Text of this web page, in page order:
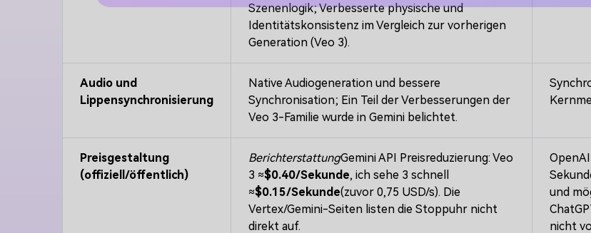
Szenenlogik; Verbesserte physische und
Identitätskonsistenz im Vergleich zur vorherigen
Generation (Veo 3).
Audio und
Lippensynchronisierung
Native Audiogeneration und bessere
Synchronisation; Ein Teil der Verbesserungen der
Veo 3-Familie wurde in Gemini belichtet.
Preisgestaltung
(offiziell/öffentlich)
BerichterstattungGemini API Preisreduzierung: Veo
3 ≈$0.40/Sekunde, ich sehe 3 schnell
≈$0.15/Sekunde(zuvor 0,75 USD/s). Die
Vertex/Gemini-Seiten listen die Stoppuhr nicht
direkt auf.
und
nicht